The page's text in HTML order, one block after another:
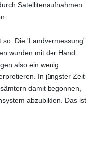
Satellitenaufnahmen
so. Die 'Landvermessung'
wurden mit der Hand
also ein wenig
In jüngster Zeit
damit begonnen,
abzubilden. Das ist